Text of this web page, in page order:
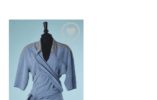
Ajouter
à la liste
d'envies